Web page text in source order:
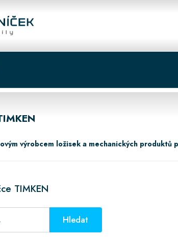
výrobcem ložisek a mechanických produktů
TIMKEN
Hledat